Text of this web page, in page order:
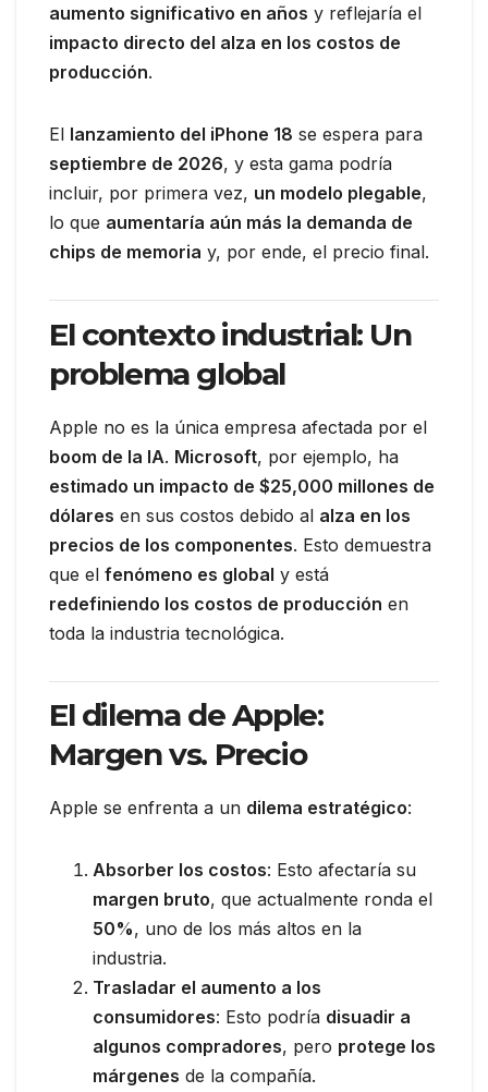
aumento significativo en años y reflejaría el
impacto directo del alza en los costos de
producción.
El lanzamiento del iPhone 18 se espera para
septiembre de 2026, y esta gama podría
incluir, por primera vez, un modelo plegable,
lo que aumentaría aún más la demanda de
chips de memoria y, por ende, el precio final.
El contexto industrial: Un
problema global
Apple no es la única empresa afectada por el
boom de la IA. Microsoft, por ejemplo, ha
estimado un impacto de $25,000 millones de
dólares en sus costos debido al alza en los
precios de los componentes. Esto demuestra
que el fenómeno es global y está
redefiniendo los costos de producción en
toda la industria tecnológica.
El dilema de Apple:
Margen vs. Precio
Apple se enfrenta a un dilema estratégico:
Absorber los costos: Esto afectaría su
margen bruto, que actualmente ronda el
50%, uno de los más altos en la
industria.
Trasladar el aumento a los
consumidores: Esto podría disuadir a
algunos compradores, pero protege los
márgenes de la compañía.